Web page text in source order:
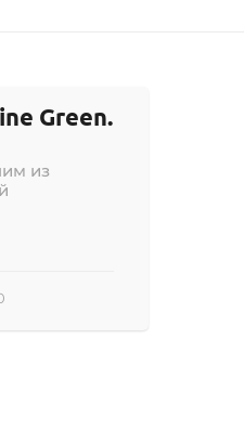
Green.
из